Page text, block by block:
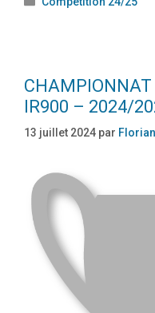
CHAMPIONNAT
IR900 – 2024/
13 juillet 2024 par Florian